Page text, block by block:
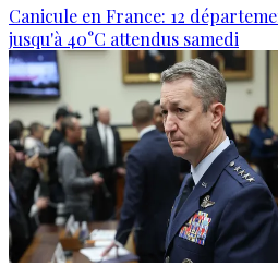
Canicule en France: 12
jusqu'à 40°C attendus samedi